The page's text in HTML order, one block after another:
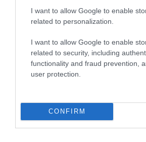
I want to allow Google to enable
related to personalization.
I want to allow Google to enable
related to security, including
functionality and fraud prevention,
user protection.
CONFIRM
INGATLAN
Itt a fordulat a lakáspiacon - estek
ezt mutatják az ingatlanárak 2026 első
közzétett előzetes KSH-adatok.